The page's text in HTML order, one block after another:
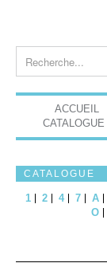
ACCUEIL
CATALOGUE
CATALOGUE
1 2 4 7 A
O